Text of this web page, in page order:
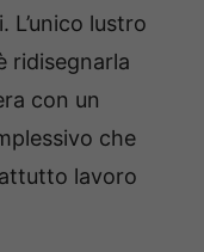
L’unico lustro
ridisegnarla
con un
che
lavoro